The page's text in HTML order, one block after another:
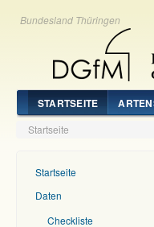
Bundesland Thüringen
STARTSEITE
Startseite
Startseite
Daten
Checkliste